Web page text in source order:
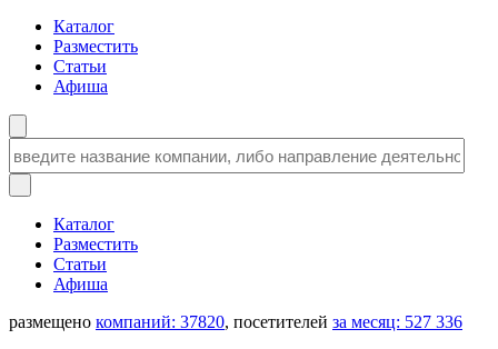
Каталог
Разместить
Статьи
Афиша
Каталог
Разместить
Статьи
Афиша
размещено компаний: 37820, посетителей за месяц: 527 336